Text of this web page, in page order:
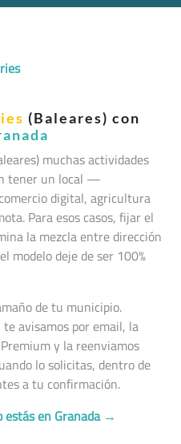
(Baleares) con
) muchas actividades
tener un local —
digital, agricultura
Para esos casos, fijar el
la mezcla entre dirección
modelo deje de ser 100%
de tu municipio.
avisamos por email, la
y la reenviamos
lo solicitas, dentro de
a tu confirmación.
estás en Granada →